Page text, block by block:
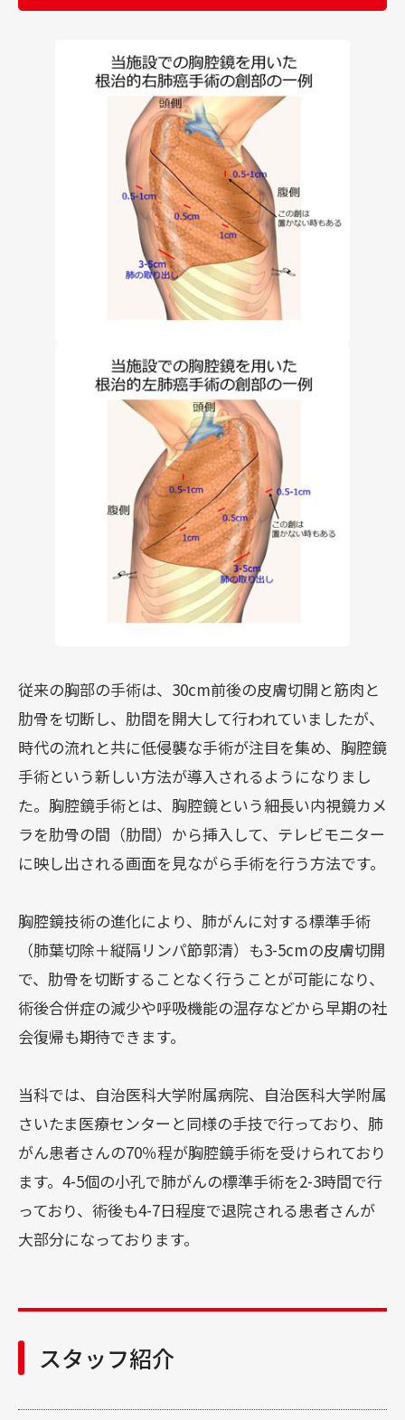
従来の胸部の手術は、30cm前後の皮膚切開と筋肉と
肋骨を切断し、肋間を開大して行われていましたが、
時代の流れと共に低侵襲な手術が注目を集め、胸腔鏡
手術という新しい方法が導入されるようになりまし
た。胸腔鏡手術とは、胸腔鏡という細長い内視鏡カメ
ラを肋骨の間（肋間）から挿入して、テレビモニター
に映し出される画面を見ながら手術を行う方法です。
胸腔鏡技術の進化により、肺がんに対する標準手術
（肺葉切除＋縦隔リンパ節郭清）も3-5cmの皮膚切開
で、肋骨を切断することなく行うことが可能になり、
術後合併症の減少や呼吸機能の温存などから早期の社
会復帰も期待できます。
当科では、自治医科大学附属病院、自治医科大学附属
さいたま医療センターと同様の手技で行っており、肺
がん患者さんの70％程が胸腔鏡手術を受けられており
ます。4-5個の小孔で肺がんの標準手術を2-3時間で行
っており、術後も4-7日程度で退院される患者さんが
大部分になっております。
スタッフ紹介